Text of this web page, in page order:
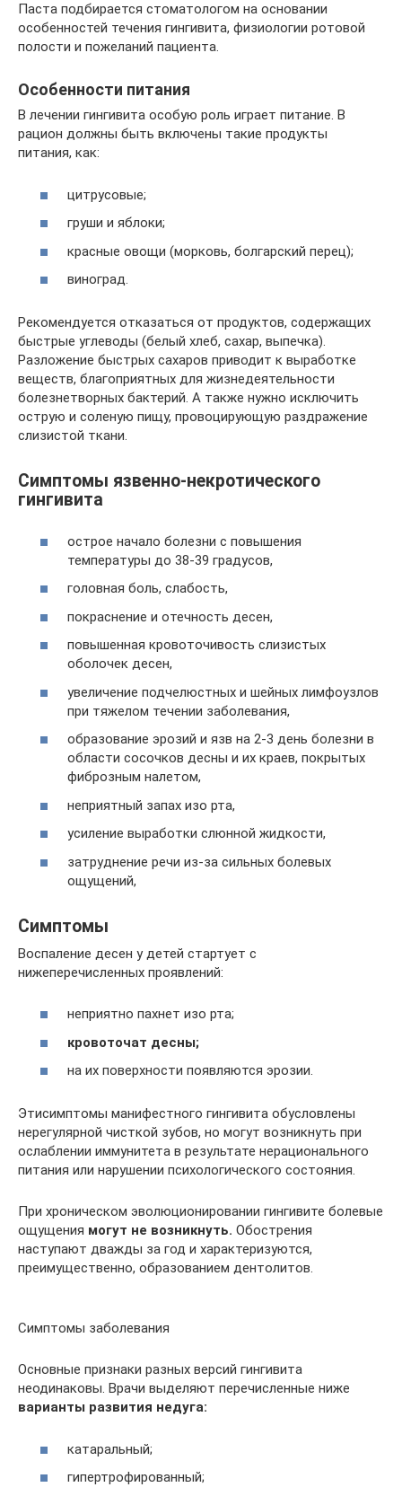
Паста подбирается стоматологом на основании
особенностей течения гингивита, физиологии ротовой
полости и пожеланий пациента.
Особенности питания
В лечении гингивита особую роль играет питание. В
рацион должны быть включены такие продукты
питания, как:
цитрусовые;
груши и яблоки;
красные овощи (морковь, болгарский перец);
виноград.
Рекомендуется отказаться от продуктов, содержащих
быстрые углеводы (белый хлеб, сахар, выпечка).
Разложение быстрых сахаров приводит к выработке
веществ, благоприятных для жизнедеятельности
болезнетворных бактерий. А также нужно исключить
острую и соленую пищу, провоцирующую раздражение
слизистой ткани.
Симптомы язвенно-некротического
гингивита
острое начало болезни с повышения
температуры до 38-39 градусов,
головная боль, слабость,
покраснение и отечность десен,
повышенная кровоточивость слизистых
оболочек десен,
увеличение подчелюстных и шейных лимфоузлов
при тяжелом течении заболевания,
образование эрозий и язв на 2-3 день болезни в
области сосочков десны и их краев, покрытых
фиброзным налетом,
неприятный запах изо рта,
усиление выработки слюнной жидкости,
затруднение речи из-за сильных болевых
ощущений,
Симптомы
Воспаление десен у детей стартует с
нижеперечисленных проявлений:
неприятно пахнет изо рта;
кровоточат десны;
на их поверхности появляются эрозии.
Этисимптомы манифестного гингивита обусловлены
нерегулярной чисткой зубов, но могут возникнуть при
ослаблении иммунитета в результате нерационального
питания или нарушении психологического состояния.
При хроническом эволюционировании гингивите болевые
ощущения могут не возникнуть. Обострения
наступают дважды за год и характеризуются,
преимущественно, образованием дентолитов.
Симптомы заболевания
Основные признаки разных версий гингивита
неодинаковы. Врачи выделяют перечисленные ниже
варианты развития недуга:
катаральный;
гипертрофированный;